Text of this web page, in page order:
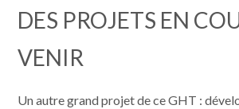
DES PROJETS EN
VENIR
Un autre grand projet de ce GHT :